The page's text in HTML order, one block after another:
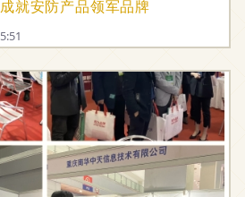
就安防产品领军品牌